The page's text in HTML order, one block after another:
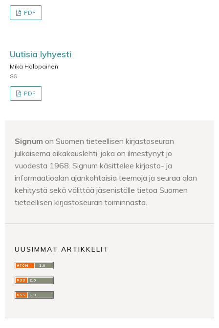
PDF
Uutisia lyhyesti
Mika Holopainen
86
PDF
Signum on Suomen tieteellisen kirjastoseuran
julkaisema aikakauslehti, joka on ilmestynyt jo
vuodesta 1968. Signum käsittelee kirjasto- ja
informaatioalan ajankohtaisia teemoja ja seuraa alan
kehitystä sekä välittää jäsenistölle tietoa Suomen
tieteellisen kirjastoseuran toiminnasta.
UUSIMMAT ARTIKKELIT